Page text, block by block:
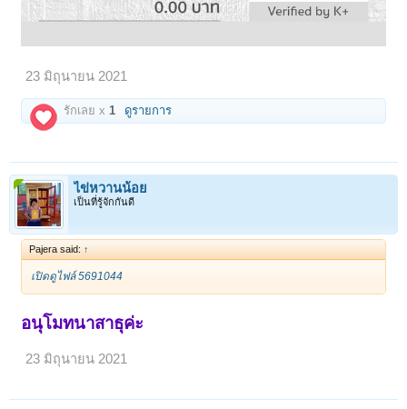
23 มิถุนายน 2021
รักเลย x1 ดูรายการ
ไข่หวานน้อย
เป็นที่รู้จักกันดี
Pajera said: ↑
เปิดดูไฟล์ 5691044
อนุโมทนาสาธุค่ะ
23 มิถุนายน 2021